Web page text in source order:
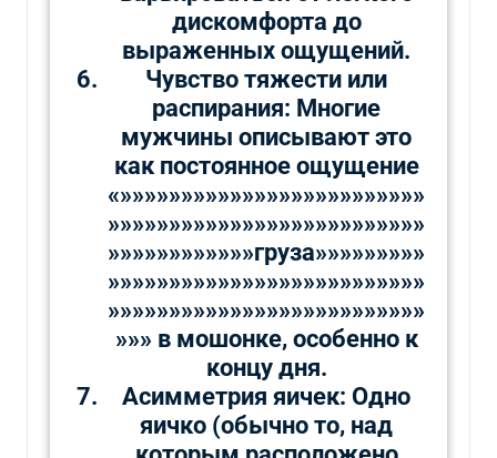
дискомфорта до
выраженных ощущений.
Чувство тяжести или
распирания: Многие
мужчины описывают это
как постоянное ощущение
«»»»»»»»»»»»»»»»»»»»»»»»»»
»»»»»»»»»»»»»»»»»»»»»»»»»»
»»»»»»»»»»»»груза»»»»»»»»»
»»»»»»»»»»»»»»»»»»»»»»»»»»
»»»»»»»»»»»»»»»»»»»»»»»»»»
»»» в мошонке, особенно к
концу дня.
Асимметрия яичек: Одно
яичко (обычно то, над